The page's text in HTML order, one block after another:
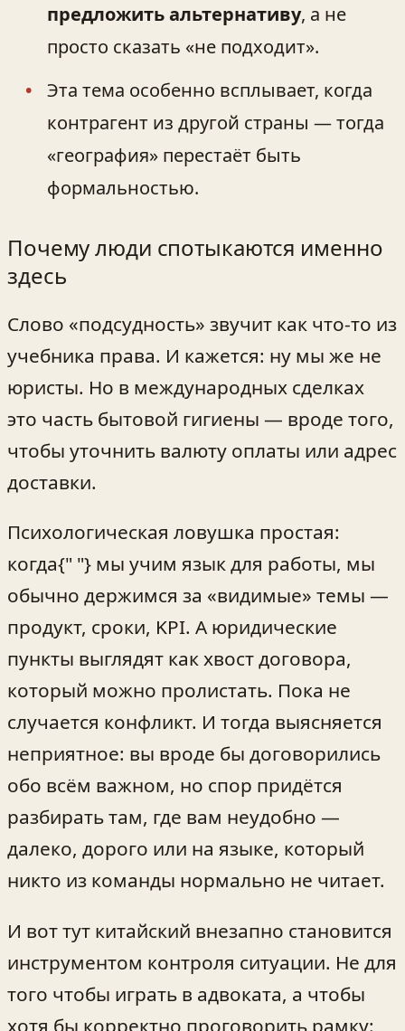
предложить альтернативу, а не
просто сказать «не подходит».
Эта тема особенно всплывает, когда
контрагент из другой страны — тогда
«география» перестаёт быть
формальностью.
Почему люди спотыкаются именно
здесь
Слово «подсудность» звучит как что-то из
учебника права. И кажется: ну мы же не
юристы. Но в международных сделках
это часть бытовой гигиены — вроде того,
чтобы уточнить валюту оплаты или адрес
доставки.
Психологическая ловушка простая:
когда{" "} мы учим язык для работы, мы
обычно держимся за «видимые» темы —
продукт, сроки, KPI. А юридические
пункты выглядят как хвост договора,
который можно пролистать. Пока не
случается конфликт. И тогда выясняется
неприятное: вы вроде бы договорились
обо всём важном, но спор придётся
разбирать там, где вам неудобно —
далеко, дорого или на языке, который
никто из команды нормально не читает.
И вот тут китайский внезапно становится
инструментом контроля ситуации. Не для
того чтобы играть в адвоката, а чтобы
хотя бы корректно проговорить рамку: